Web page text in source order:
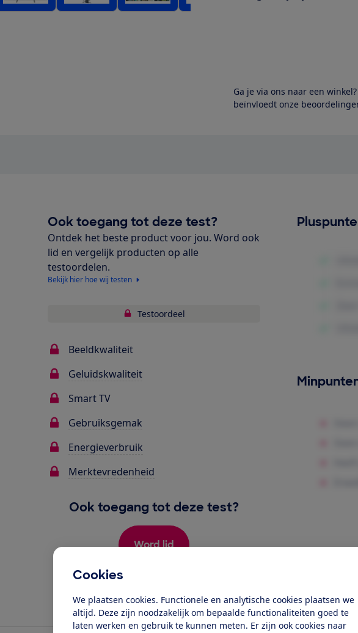
Cookies
We plaatsen cookies. Functionele en analytische cookies plaatsen we
altijd. Deze zijn noodzakelijk om bepaalde functionaliteiten goed te
laten werken en gebruik te kunnen meten. Er zijn ook cookies naar
Ga je via ons naar een
beïnvloedt onze
Ook toegang tot deze test?
Ontdek het beste product voor jou. Word ook
lid en vergelijk producten op alle
testoordelen.
Bekijk hier hoe wij testen
Testoordeel
Beeldkwaliteit
Geluidskwaliteit
Smart TV
Gebruiksgemak
Energieverbruik
Merktevredenheid
Ook toegang tot deze test?
Word lid